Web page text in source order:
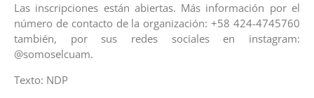
Las inscripciones están abiertas. Más información por el
número de contacto de la organización: +58 424-4745760
también, por sus redes sociales en instagram:
@somoselcuam.
Texto: NDP